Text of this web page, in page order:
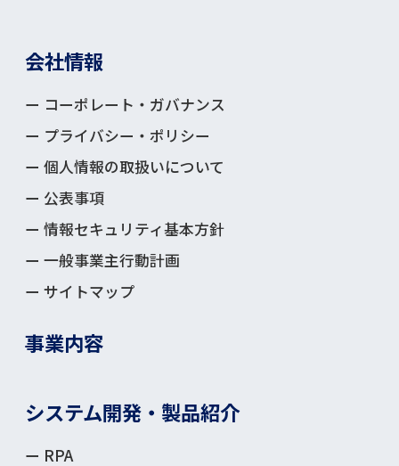
会社情報
ー コーポレート・ガバナンス
ー プライバシー・ポリシー
ー 個人情報の取扱いについて
ー 公表事項
ー 情報セキュリティ基本方針
ー 一般事業主行動計画
ー サイトマップ
事業内容
システム開発・製品紹介
ー RPA